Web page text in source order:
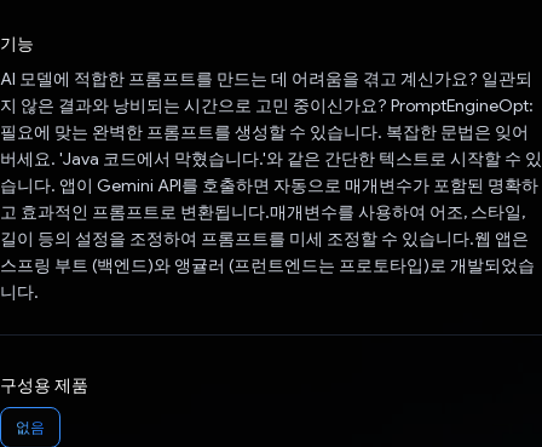
기능
AI 모델에 적합한 프롬프트를 만드는 데 어려움을 겪고 계신가요? 일관되
지 않은 결과와 낭비되는 시간으로 고민 중이신가요? PromptEngineOpt:
필요에 맞는 완벽한 프롬프트를 생성할 수 있습니다. 복잡한 문법은 잊어
버세요. 'Java 코드에서 막혔습니다.'와 같은 간단한 텍스트로 시작할 수 있
습니다. 앱이 Gemini API를 호출하면 자동으로 매개변수가 포함된 명확하
고 효과적인 프롬프트로 변환됩니다.매개변수를 사용하여 어조, 스타일,
길이 등의 설정을 조정하여 프롬프트를 미세 조정할 수 있습니다.웹 앱은
스프링 부트 (백엔드)와 앵귤러 (프런트엔드는 프로토타입)로 개발되었습
니다.
구성용 제품
없음